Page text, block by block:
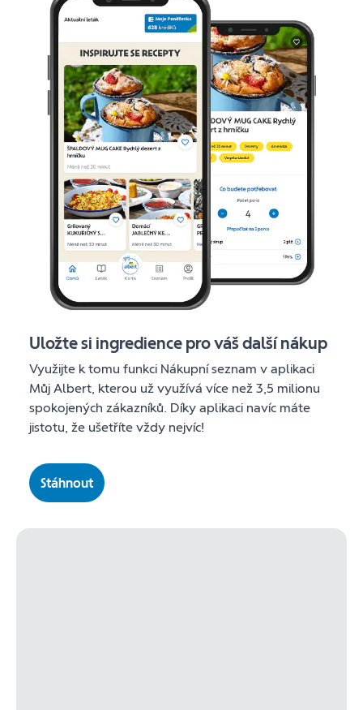
Uložte si ingredience pro váš další nákup
Využijte k tomu funkci Nákupní seznam v aplikaci
Můj Albert, kterou už využívá více než 3,5 milionu
spokojených zákazníků. Díky aplikaci navíc máte
jistotu, že ušetříte vždy nejvíc!
Stáhnout